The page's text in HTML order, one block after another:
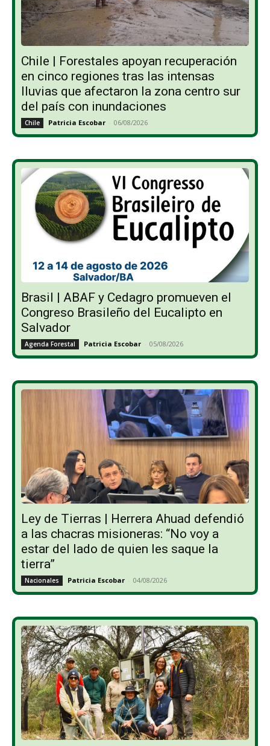
Chile | Forestales apoyan recuperación
en cinco regiones tras las intensas
lluvias que afectaron la zona centro sur
del país con inundaciones
Chile Patricia Escobar - 06/08/2026
Brasil | ABAF y Cedagro promueven el
Congreso Brasileño del Eucalipto en
Salvador
Agenda Forestal Patricia Escobar - 05/08/2026
Ley de Tierras | Herrera Ahuad defendió
a las chacras misioneras: “No voy a
estar del lado de quien les saque la
tierra”
Nacionales Patricia Escobar - 04/08/2026